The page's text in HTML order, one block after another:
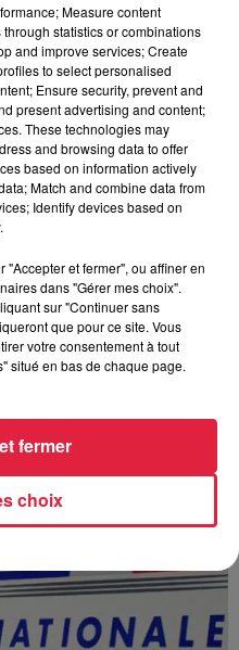
sort des robinets
de Hoerdt ont vu de
Face aux
Measure content
statistics or combinations
and improve services; Create
to select personalised
Ensure security, prevent and
present advertising and content;
These technologies may
and browsing data to offer
based on information actively
Match and combine data from
Identify devices based on
et fermer", ou affiner en
dans "Gérer mes choix".
sur "Continuer sans
que pour ce site. Vous
votre consentement à tout
situé en bas de chaque page.
choix
fermer